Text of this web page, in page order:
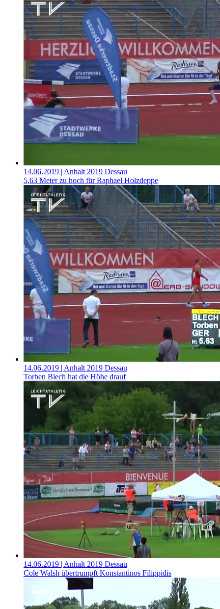
14.06.2019 | Anhalt 2019 Dessau
5,63 Meter zu hoch für Raphael Holzdeppe
14.06.2019 | Anhalt 2019 Dessau
Torben Blech hat die Höhe drauf
14.06.2019 | Anhalt 2019 Dessau
Cole Walsh übertrumpft Konstantinos Filippidis